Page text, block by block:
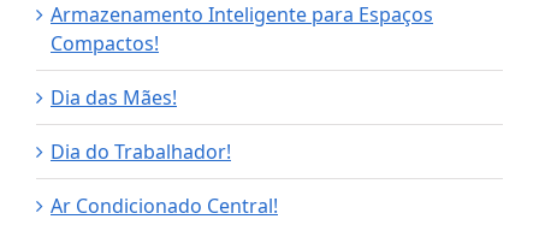
Armazenamento Inteligente para Espaços
Compactos!
Dia das Mães!
Dia do Trabalhador!
Ar Condicionado Central!